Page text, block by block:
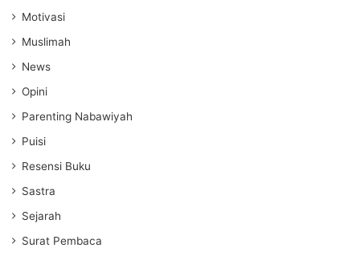
Motivasi
Muslimah
News
Opini
Parenting Nabawiyah
Puisi
Resensi Buku
Sastra
Sejarah
Surat Pembaca